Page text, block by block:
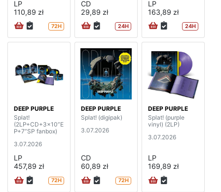
LP
110,89 zł
72H
CD
29,89 zł
24H
LP
163,89 zł
24H
DEEP PURPLE
Splat!
(2LP+CD+3x10”E
P+7”SP fanbox)
3.07.2026
LP
457,89 zł
72H
DEEP PURPLE
Splat! (digipak)
3.07.2026
CD
60,89 zł
72H
DEEP PURPLE
Splat! (purple
vinyl) (2LP)
3.07.2026
LP
169,89 zł